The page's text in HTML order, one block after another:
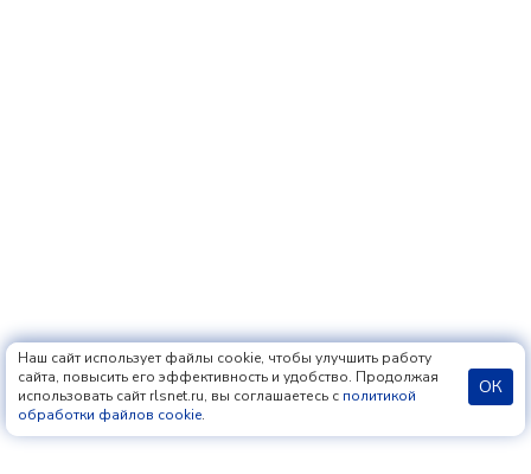
Наш сайт использует файлы cookie, чтобы улучшить работу
сайта, повысить его эффективность и удобство. Продолжая
использовать сайт rlsnet.ru, вы соглашаетесь с политикой
обработки файлов cookie.
ОК